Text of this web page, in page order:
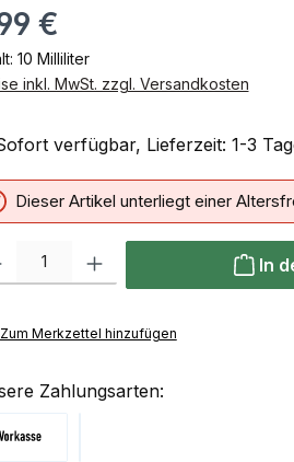
€
10 Milliliter
inkl. MwSt. zzgl. Versandkosten
verfügbar, Lieferzeit: 1-3
Dieser Artikel unterliegt einer
In
Zum Merkzettel hinzufügen
Zahlungsarten: